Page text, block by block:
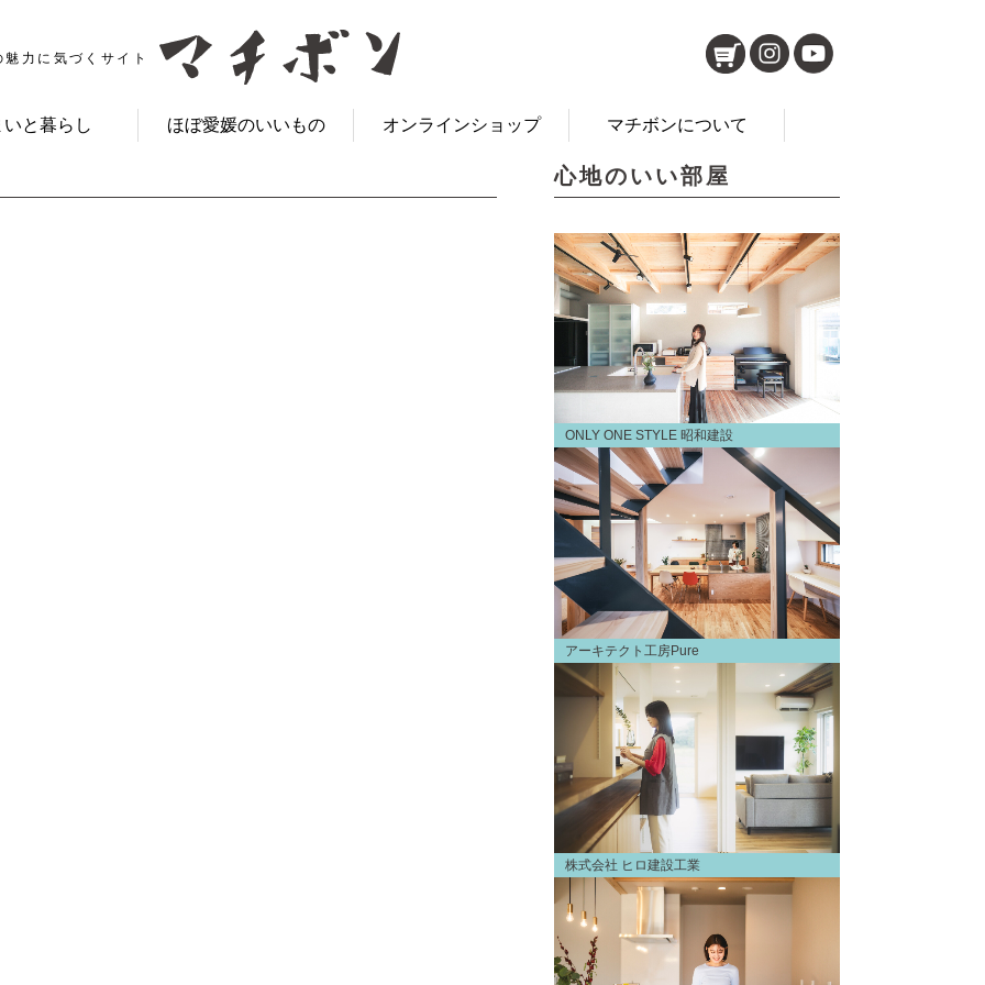
力に気づくサイト
いと暮らし ほぼ愛媛のいいもの オンラインショップ マチボンについて
心地のいい部屋
ONLY ONE STYLE 昭和建設
アーキテクト工房Pure
株式会社 ヒロ建設工業